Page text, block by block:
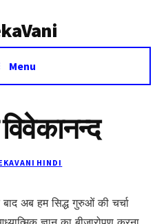
Menu
HINDI
अब हम सिद्ध गुरुओं की चर्चा